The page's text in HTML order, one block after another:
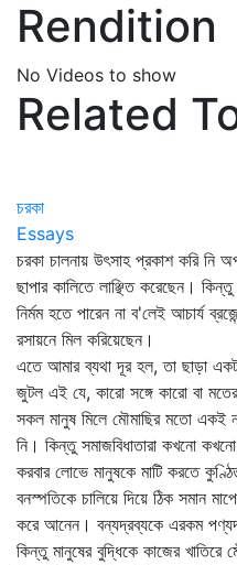
Rendition
No Videos to show
Related
চরকা
Essays
চরকা চালনায় উৎসাহ প্রকাশ করি নি
ছাপার কালিতে লাঞ্ছিত করেছেন।
নির্মম হতে পারেন না ব'লেই আচার্য
রসায়নে মিল করিয়েছেন।
এতে আমার ব্যথা দূর হল, তা ছাড়া
জুটল এই যে, কারো সঙ্গে কারো বা
সকল মানুষ মিলে মৌমাছির মতো একই
নি। কিন্তু সমাজবিধাতারা কখনো
করবার লোভে মানুষকে মাটি করতে
বনস্পতিকে চালিয়ে দিয়ে ঠিক সমান
করে আনেন। বন্যদ্রব্যকে এরকম
কিন্তু মানুষের বুদ্ধিকে কাজের খাতিরে